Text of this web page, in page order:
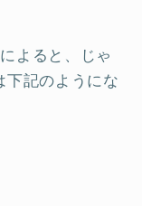
よると、じゃ
下記のようにな